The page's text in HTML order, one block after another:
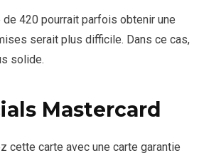
420 pourrait parfois obtenir une
serait plus difficile. Dans ce cas,
solide.
Mastercard
cette carte avec une carte garantie